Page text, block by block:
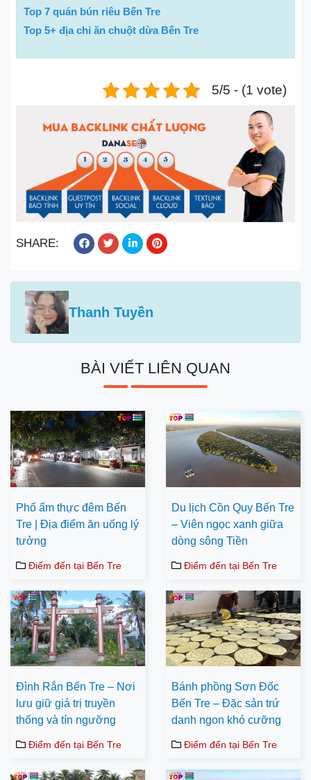
Top 7 quán bún riêu Bến Tre
Top 5+ địa chỉ ăn chuột dừa Bến Tre
5/5 - (1 vote)
SHARE:
Thanh Tuyền
BÀI VIẾT LIÊN QUAN
Phố ẩm thực đêm Bến
Tre | Địa điểm ăn uống lý
tưởng
Điểm đến tại Bến Tre
Du lịch Cồn Quy Bến Tre
– Viên ngọc xanh giữa
dòng sông Tiền
Điểm đến tại Bến Tre
Đình Rắn Bến Tre – Nơi
lưu giữ giá trị truyền
thống và tín ngưỡng
Điểm đến tại Bến Tre
Bánh phồng Sơn Đốc
Bến Tre – Đặc sản trứ
danh ngon khó cưỡng
Điểm đến tại Bến Tre